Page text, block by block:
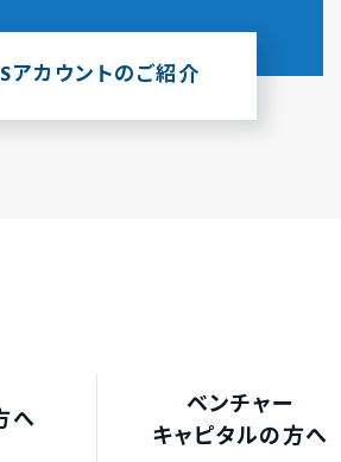
アカウントのご紹介
へ
ベンチャー
キャピタルの方へ